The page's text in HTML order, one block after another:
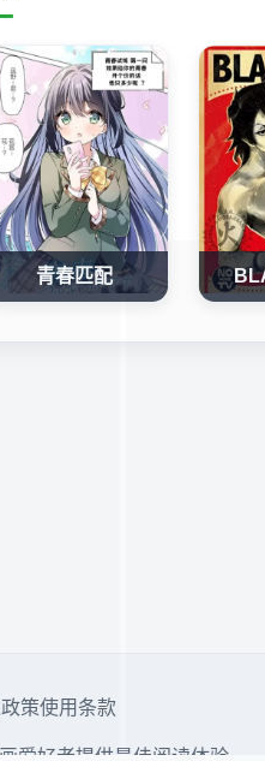
青春匹配
策使用条款
爱好者提供最佳阅读体验